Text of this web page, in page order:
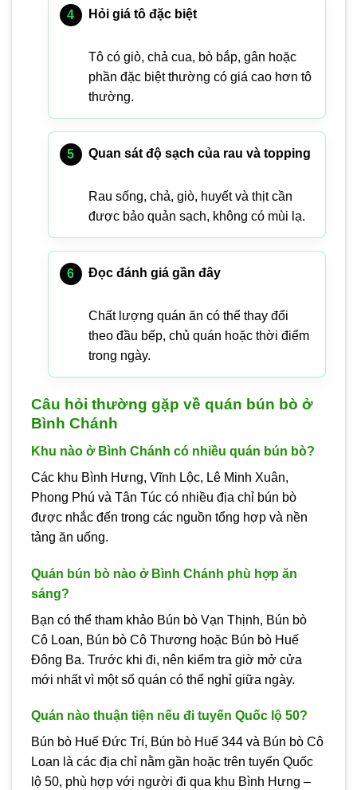
Hỏi giá tô đặc biệt
Tô có giò, chả cua, bò bắp, gân hoặc
phần đặc biệt thường có giá cao hơn tô
thường.
Quan sát độ sạch của rau và topping
Rau sống, chả, giò, huyết và thịt cần
được bảo quản sạch, không có mùi lạ.
Đọc đánh giá gần đây
Chất lượng quán ăn có thể thay đổi
theo đầu bếp, chủ quán hoặc thời điểm
trong ngày.
Câu hỏi thường gặp về quán bún bò ở
Bình Chánh
Khu nào ở Bình Chánh có nhiều quán bún bò?
Các khu Bình Hưng, Vĩnh Lộc, Lê Minh Xuân,
Phong Phú và Tân Túc có nhiều địa chỉ bún bò
được nhắc đến trong các nguồn tổng hợp và nền
tảng ăn uống.
Quán bún bò nào ở Bình Chánh phù hợp ăn
sáng?
Bạn có thể tham khảo Bún bò Vạn Thịnh, Bún bò
Cô Loan, Bún bò Cô Thương hoặc Bún bò Huế
Đông Ba. Trước khi đi, nên kiểm tra giờ mở cửa
mới nhất vì một số quán có thể nghỉ giữa ngày.
Quán nào thuận tiện nếu đi tuyến Quốc lộ 50?
Bún bò Huế Đức Trí, Bún bò Huế 344 và Bún bò Cô
Loan là các địa chỉ nằm gần hoặc trên tuyến Quốc
lộ 50, phù hợp với người đi qua khu Bình Hưng –